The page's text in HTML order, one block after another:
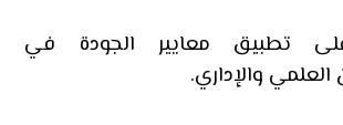
تطبيق معايير الجودة في
العلمي والإداري.